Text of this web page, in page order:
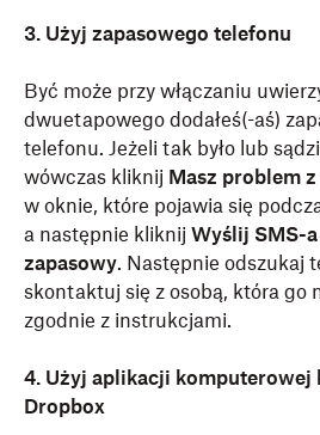
3. Użyj zapasowego telefonu
Być może przy włączaniu
dwuetapowego dodałeś(-aś)
telefonu. Jeżeli tak było lub
wówczas kliknij Masz problem
w oknie, które pojawia się
a następnie kliknij Wyślij SMS-
zapasowy. Następnie odszukaj
skontaktuj się z osobą, która go
zgodnie z instrukcjami.
4. Użyj aplikacji komputerowej
Dropbox